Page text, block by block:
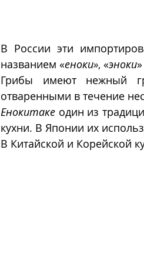
В России эти
названием «еноки», «эноки
Грибы имеют нежный
отваренными в течение
Енокитаке один из
кухни. В Японии их
В Китайской и Корейской